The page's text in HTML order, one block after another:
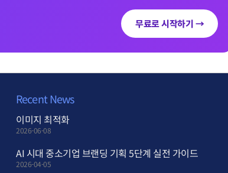
무료로 시작하기 →
Recent News
이미지 최적화
2026-06-08
AI 시대 중소기업 브랜딩 기획 5단계 실전 가이드
2026-04-05